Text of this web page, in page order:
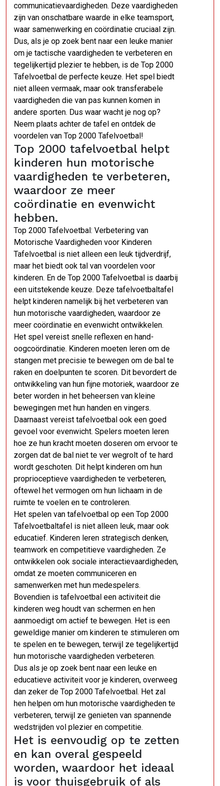
communicatievaardigheden. Deze vaardigheden
zijn van onschatbare waarde in elke teamsport,
waar samenwerking en coördinatie cruciaal zijn.
Dus, als je op zoek bent naar een leuke manier
om je tactische vaardigheden te verbeteren en
tegelijkertijd plezier te hebben, is de Top 2000
Tafelvoetbal de perfecte keuze. Het spel biedt
niet alleen vermaak, maar ook transferabele
vaardigheden die van pas kunnen komen in
andere sporten. Dus waar wacht je nog op?
Neem plaats achter de tafel en ontdek de
voordelen van Top 2000 Tafelvoetbal!
Top 2000 tafelvoetbal helpt
kinderen hun motorische
vaardigheden te verbeteren,
waardoor ze meer
coördinatie en evenwicht
hebben.
Top 2000 Tafelvoetbal: Verbetering van
Motorische Vaardigheden voor Kinderen
Tafelvoetbal is niet alleen een leuk tijdverdrijf,
maar het biedt ook tal van voordelen voor
kinderen. En de Top 2000 Tafelvoetbal is daarbij
een uitstekende keuze. Deze tafelvoetbaltafel
helpt kinderen namelijk bij het verbeteren van
hun motorische vaardigheden, waardoor ze
meer coördinatie en evenwicht ontwikkelen.
Het spel vereist snelle reflexen en hand-
oogcoördinatie. Kinderen moeten leren om de
stangen met precisie te bewegen om de bal te
raken en doelpunten te scoren. Dit bevordert de
ontwikkeling van hun fijne motoriek, waardoor ze
beter worden in het beheersen van kleine
bewegingen met hun handen en vingers.
Daarnaast vereist tafelvoetbal ook een goed
gevoel voor evenwicht. Spelers moeten leren
hoe ze hun kracht moeten doseren om ervoor te
zorgen dat de bal niet te ver wegrolt of te hard
wordt geschoten. Dit helpt kinderen om hun
proprioceptieve vaardigheden te verbeteren,
oftewel het vermogen om hun lichaam in de
ruimte te voelen en te controleren.
Het spelen van tafelvoetbal op een Top 2000
Tafelvoetbaltafel is niet alleen leuk, maar ook
educatief. Kinderen leren strategisch denken,
teamwork en competitieve vaardigheden. Ze
ontwikkelen ook sociale interactievaardigheden,
omdat ze moeten communiceren en
samenwerken met hun medespelers.
Bovendien is tafelvoetbal een activiteit die
kinderen weg houdt van schermen en hen
aanmoedigt om actief te bewegen. Het is een
geweldige manier om kinderen te stimuleren om
te spelen en te bewegen, terwijl ze tegelijkertijd
hun motorische vaardigheden verbeteren.
Dus als je op zoek bent naar een leuke en
educatieve activiteit voor je kinderen, overweeg
dan zeker de Top 2000 Tafelvoetbal. Het zal
hen helpen om hun motorische vaardigheden te
verbeteren, terwijl ze genieten van spannende
wedstrijden vol plezier en competitie.
Het is eenvoudig op te zetten
en kan overal gespeeld
worden, waardoor het ideaal
is voor thuisgebruik of als